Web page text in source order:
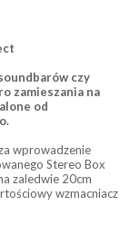
czy
zamieszania na
od
wprowadzenie
Stereo Box
zaledwie 20cm
wzmacniacz